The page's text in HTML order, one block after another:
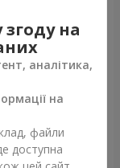
Замовити
на
аналітика,
на
файли
доступна